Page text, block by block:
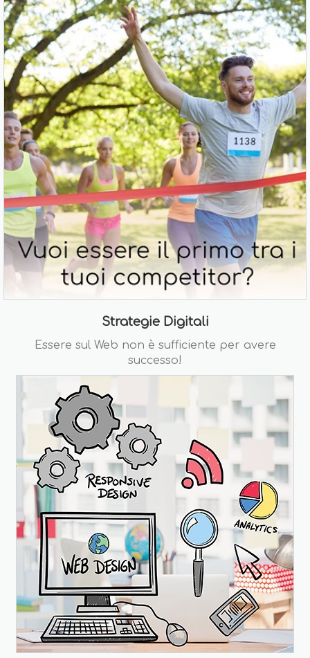
Strategie Digitali
Essere sul Web non è sufficiente per avere
successo!